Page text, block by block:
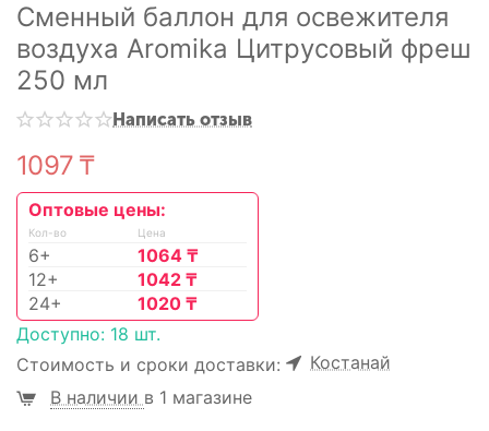
Сменный баллон для освежителя
воздуха Aromika Цитрусовый фреш
250 мл
Написать отзыв
1097 ₸
Оптовые цены:
Кол-во
6+
12+
24+
Цена
1064 ₸
1042 ₸
1020 ₸
Доступно: 18 шт.
Стоимость и сроки доставки:
Костанай
В наличии в 1 магазине